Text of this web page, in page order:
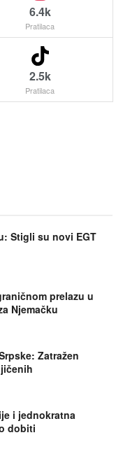
6.4k
Pratilaca
2.5k
Pratilaca
Stigli su novi EGT
prelazu u
Njemačku
Zatražen
i jednokratna
dobiti